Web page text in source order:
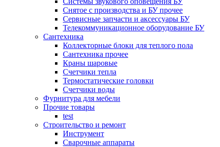
Снятое с производства и БУ прочее
Сервисные запчасти и аксессуары БУ
Телекоммуникационное оборудование БУ
Сантехника
Коллекторные блоки для теплого пола
Сантехника прочее
Краны шаровые
Счетчики тепла
Термоcтатические головки
Счетчики воды
Фурнитура для мебели
Прочие товары
test
Строительство и ремонт
Инструмент
Сварочные аппараты